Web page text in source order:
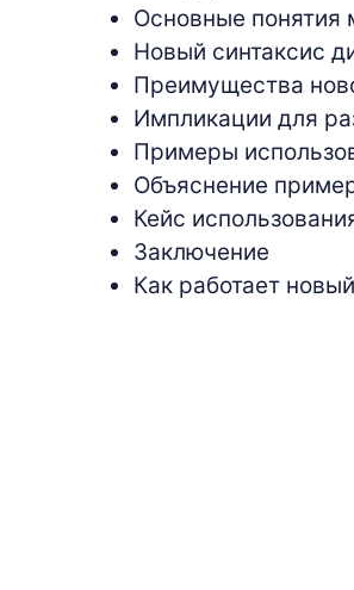
Основные понятия
Новый синтаксис
Преимущества
Импликации для
Примеры
Объяснение
Кейс
Заключение
Как работает